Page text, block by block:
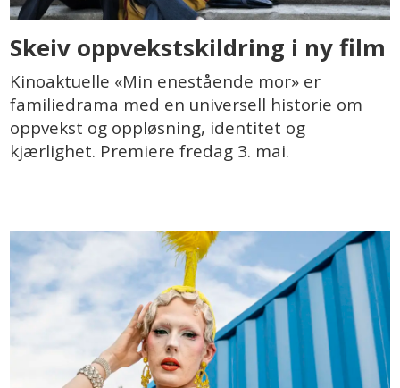
Skeiv oppvekstskildring i ny film
Kinoaktuelle «Min enestående mor» er
familiedrama med en universell historie om
oppvekst og oppløsning, identitet og
kjærlighet. Premiere fredag 3. mai.